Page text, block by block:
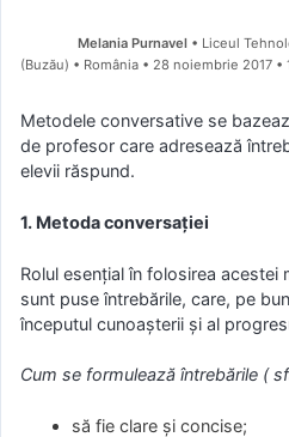
Melania Purnavel • Liceul
(Buzău) • România
28 noiembrie 2017 •
Metodele conversative se
de profesor care adresează
elevii răspund.
1. Metoda conversaţiei
Rolul esenţial în folosirea acestei
sunt puse întrebările, care, pe
începutul cunoaşterii şi al
Cum se formulează întrebările (
să fie clare şi concise;